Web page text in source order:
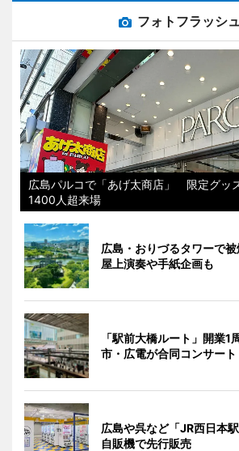
フォトフラッシュ
広島パルコで「あげ太商店」 限定グッ
1400人超来場
広島・おりづるタワーで
屋上演奏や手紙企画も
「駅前大橋ルート」開業
市・広電が合同コンサート
広島や呉など「JR西日本
自販機で先行販売